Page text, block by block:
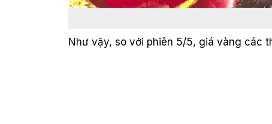
Như vậy, so với phiên 5/5, giá vàng các